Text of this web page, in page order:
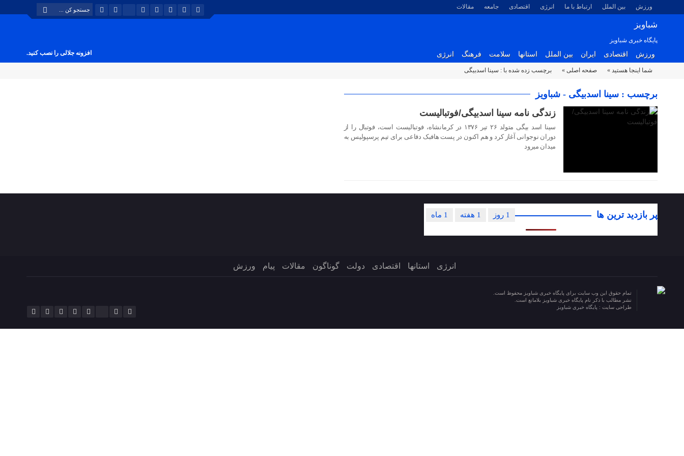
ورزش بین الملل ارتباط با ما انرژی اقتصادی جامعه مقالات
شباویز
پایگاه خبری شباویز
ورزش اقتصادی ایران بین الملل استانها سلامت فرهنگ انرژی افزونه جلالی را نصب کنید.
شما اینجا هستید » صفحه اصلی » برچسب زده شده با : سینا اسدبیگی
برچسب : سینا اسدبیگی - شباویز
۳۰ مهر ۱۴۰۳
زندگی نامه سینا اسدبیگی/فوتبالیست
سینا اسد بیگی متولد ۲۶ تیر ۱۳۷۶ در کرمانشاه، فوتبالیست است، فوتبال را از
دوران نوجوانی آغاز کرد و هم اکنون در پست هافبک دفاعی برای تیم پرسپولیس به
میدان میرود
پر بازدید ترین ها 1 ماه 1 هفته 1 روز
انرژی استانها اقتصادی دولت گوناگون مقالات پیام ورزش
تمام حقوق این وب سایت برای پایگاه خبری شباویز محفوظ است.
نشر مطالب با ذکر نام پایگاه خبری شباویز بلامانع است.
طراحی سایت : پایگاه خبری شباویز